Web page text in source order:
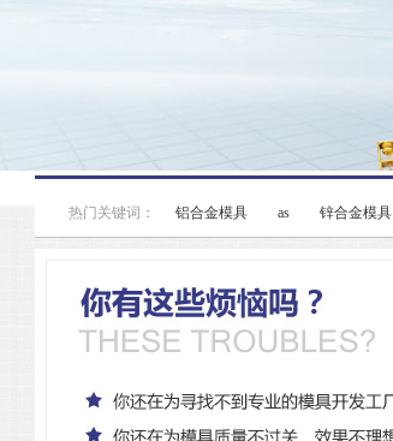
热门关键词： 铝合金模具 as 锌合金模具